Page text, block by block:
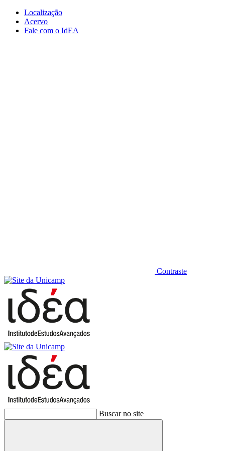
Conteúdo principal
Localização
Acervo
Fale com o IdEA
Contraste
Buscar no site